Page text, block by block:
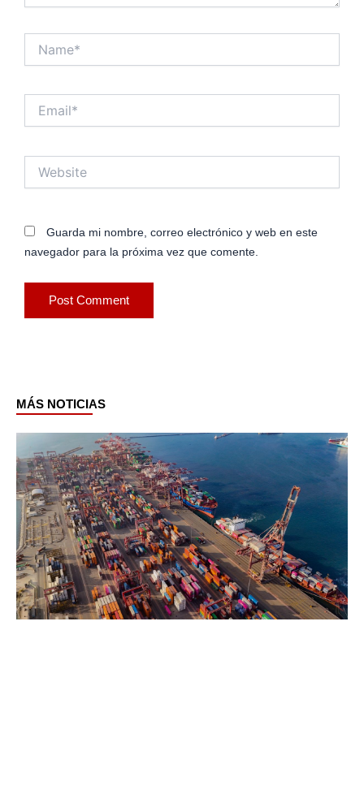
Guarda mi nombre, correo electrónico y web en este
navegador para la próxima vez que comente.
MÁS NOTICIAS
PagePage PagePage